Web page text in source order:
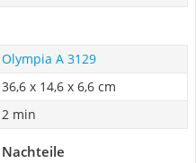
Olympia A 3129
36,6 x 14,6 x 6,6 cm
2 min
Nachteile